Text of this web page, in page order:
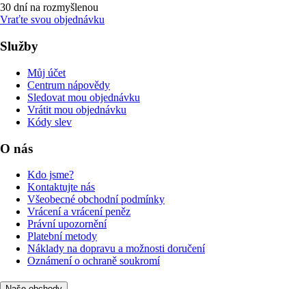
30 dní na rozmyšlenou
Vraťte svou objednávku
Služby
Můj účet
Centrum nápovědy
Sledovat mou objednávku
Vrátit mou objednávku
Kódy slev
O nás
Kdo jsme?
Kontaktujte nás
Všeobecné obchodní podmínky
Vrácení a vrácení peněz
Právní upozornění
Platební metody
Náklady na dopravu a možnosti doručení
Oznámení o ochraně soukromí